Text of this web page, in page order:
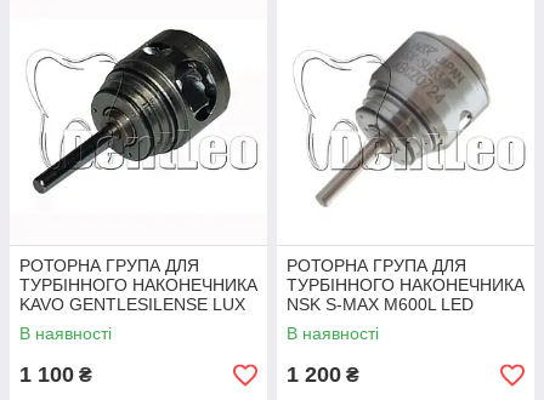
РОТОРНА ГРУПА ДЛЯ
ТУРБІННОГО НАКОНЕЧНИКА
KAVO GENTLESILENSE LUX
660B LED - 45*
В наявності
1 100 ₴
РОТОРНА ГРУПА ДЛЯ
ТУРБІННОГО НАКОНЕЧНИКА
NSK S-MAX M600L LED
В наявності
1 200 ₴